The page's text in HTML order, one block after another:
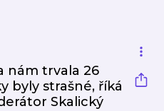
nám trvala 26
byly strašné, říká
Skalický